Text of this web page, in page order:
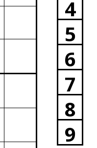
4
5
6
7
8
9